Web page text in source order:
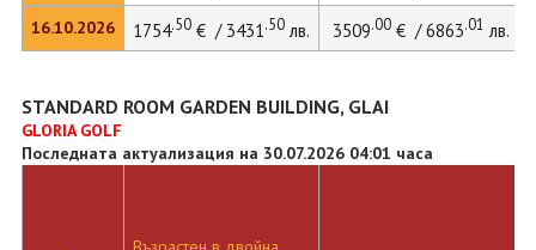
16.10.2026
1754.50€ / 3431.50лв. 3509.00€ / 6863.01 лв.
STANDARD ROOM GARDEN BUILDING, GLAI
GLORIA GOLF
Последната актуализация на 30.07.2026 04:01 часа